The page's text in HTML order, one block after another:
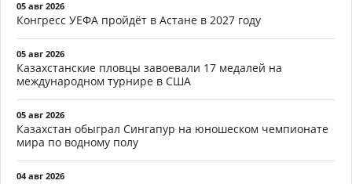
05 авг 2026
Конгресс УЕФА пройдёт в Астане в 2027 году
05 авг 2026
Казахстанские пловцы завоевали 17 медалей на
международном турнире в США
05 авг 2026
Казахстан обыграл Сингапур на юношеском чемпионате
мира по водному полу
04 авг 2026